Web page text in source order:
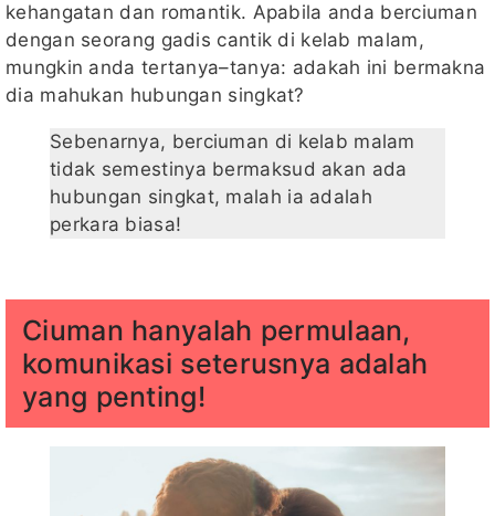
kehangatan dan romantik. Apabila anda berciuman
dengan seorang gadis cantik di kelab malam,
mungkin anda tertanya–tanya: adakah ini bermakna
dia mahukan hubungan singkat?
Sebenarnya, berciuman di kelab malam
tidak semestinya bermaksud akan ada
hubungan singkat, malah ia adalah
perkara biasa!
Ciuman hanyalah permulaan,
komunikasi seterusnya adalah
yang penting!